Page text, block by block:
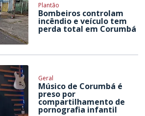
Plantão
Bombeiros controlam
incêndio e veículo tem
perda total em Corumbá
Geral
Músico de Corumbá é
preso por
compartilhamento de
pornografia infantil